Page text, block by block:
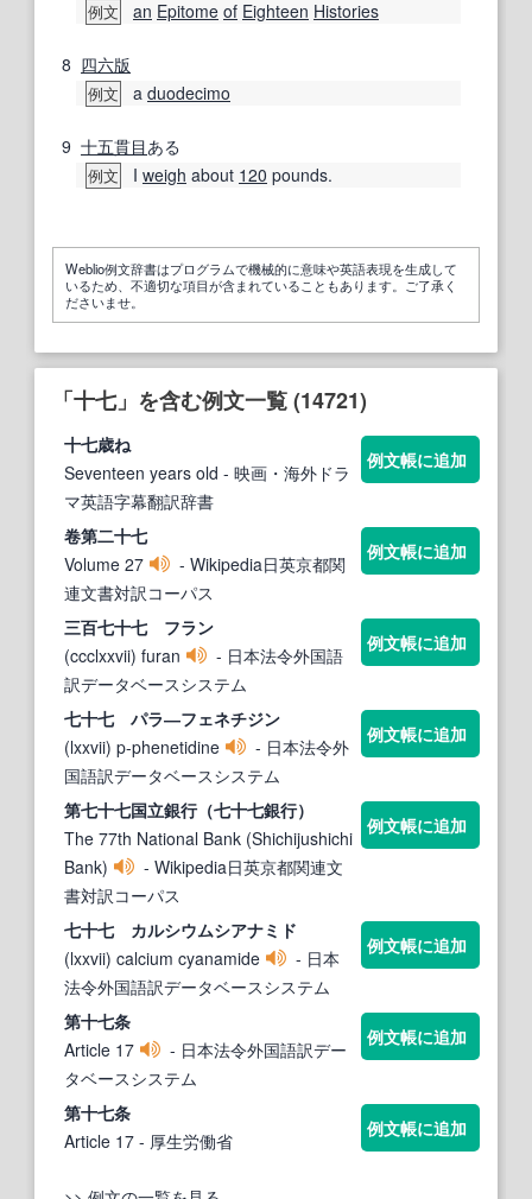
例文 an Epitome of Eighteen Histories
8 四六版
例文 a duodecimo
9 十五貫目ある
例文 I weigh about 120 pounds.
Weblio例文辞書はプログラムで機械的に意味や英語表現を生成して
いるため、不適切な項目が含まれていることもあります。ご了承く
ださいませ。
「十七」を含む例文一覧 (14721)
十七歳ね
Seventeen years old - 映画・海外ドラ
マ英語字幕翻訳辞書
例文帳に追加
卷第二十七
Volume 27
- Wikipedia日英京都関
連文書対訳コーパス
例文帳に追加
三百七十七 フラン
(ccclxxvii) furan
- 日本法令外国語
訳データベースシステム
例文帳に追加
七十七 パラ―フェネチジン
(lxxvii) p-phenetidine
- 日本法令外
国語訳データベースシステム
例文帳に追加
第七十七国立銀行（七十七銀行）
The 77th National Bank (Shichijushichi
Bank)
- Wikipedia日英京都関連文
書対訳コーパス
例文帳に追加
七十七 カルシウムシアナミド
(lxxvii) calcium cyanamide
- 日本
法令外国語訳データベースシステム
例文帳に追加
第十七条
Article 17
- 日本法令外国語訳デー
タベースシステム
例文帳に追加
第十七条
Article 17 - 厚生労働省
例文帳に追加